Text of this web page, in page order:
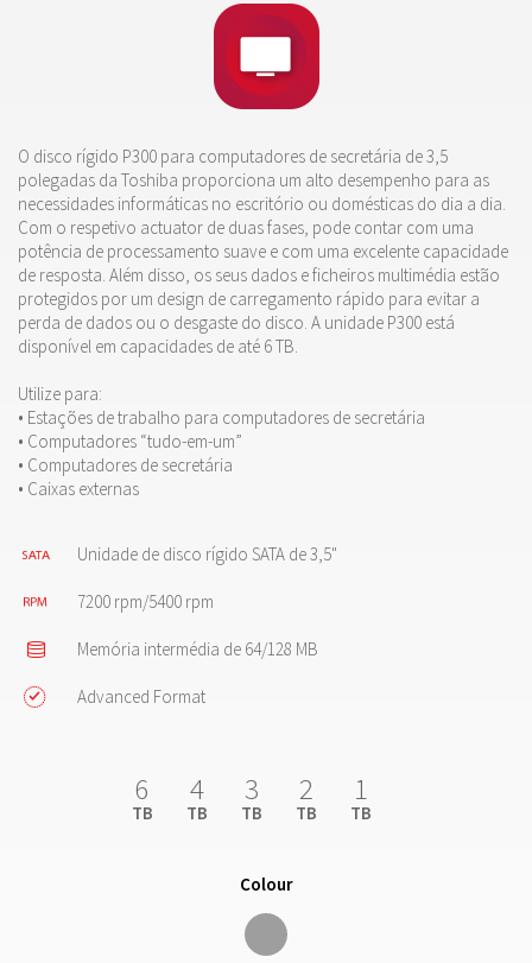
O disco rígido P300 para computadores de secretária de 3,5
polegadas da Toshiba proporciona um alto desempenho para as
necessidades informáticas no escritório ou domésticas do dia a dia.
Com o respetivo actuator de duas fases, pode contar com uma
potência de processamento suave e com uma excelente capacidade
de resposta. Além disso, os seus dados e ficheiros multimédia estão
protegidos por um design de carregamento rápido para evitar a
perda de dados ou o desgaste do disco. A unidade P300 está
disponível em capacidades de até 6 TB.
Utilize para:
• Estações de trabalho para computadores de secretária
• Computadores “tudo-em-um”
• Computadores de secretária
• Caixas externas
Unidade de disco rígido SATA de 3,5"
7200 rpm/5400 rpm
Memória intermédia de 64/128 MB
Advanced Format
6
TB
4
TB
3
TB
2
TB
1
TB
Colour